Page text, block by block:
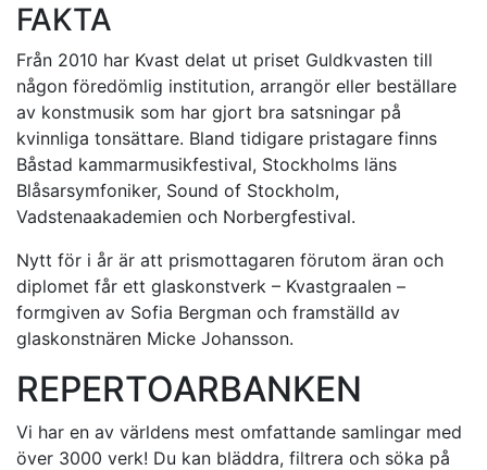
FAKTA
Från 2010 har Kvast delat ut priset Guldkvasten till
någon föredömlig institution, arrangör eller beställare
av konstmusik som har gjort bra satsningar på
kvinnliga tonsättare. Bland tidigare pristagare finns
Båstad kammarmusikfestival, Stockholms läns
Blåsarsymfoniker, Sound of Stockholm,
Vadstenaakademien och Norbergfestival.
Nytt för i år är att prismottagaren förutom äran och
diplomet får ett glaskonstverk – Kvastgraalen –
formgiven av Sofia Bergman och framställd av
glaskonstnären Micke Johansson.
REPERTOARBANKEN
Vi har en av världens mest omfattande samlingar med
över 3000 verk! Du kan bläddra, filtrera och söka på